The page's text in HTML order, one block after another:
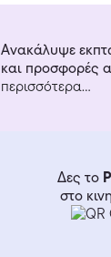
Ανακάλυψε
και προσφορές
περισσότερα...
Δες το
στο